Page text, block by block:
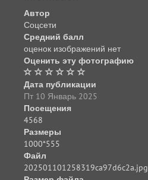
Автор
Соцсети
Средний балл
оценок изображений нет
Оценить эту фотографию
Дата публикации
Пт 10 Январь 2025
Посещения
4568
Размеры
1000*555
Файл
202501101258319ca97d6c2a.jpg